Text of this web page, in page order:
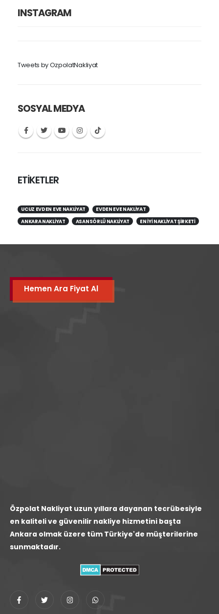
INSTAGRAM
Tweets by OzpolatNakliyat
SOSYAL MEDYA
ETİKETLER
UCUZ EVDEN EVE NAKLIYAT
EVDEN EVE NAKLIYAT
ANKARA NAKLIYAT
ASANSÖRLÜ NAKLIYAT EN IYI NAKLIYAT ŞIRKETI
Hemen Ara Fiyat Al
Özpolat Nakliyat uzun yıllara dayanan tecrübesiyle
en kaliteli ve güvenilir nakliye hizmetini başta
Ankara olmak üzere tüm Türkiye'de müşterilerine
sunmaktadır.